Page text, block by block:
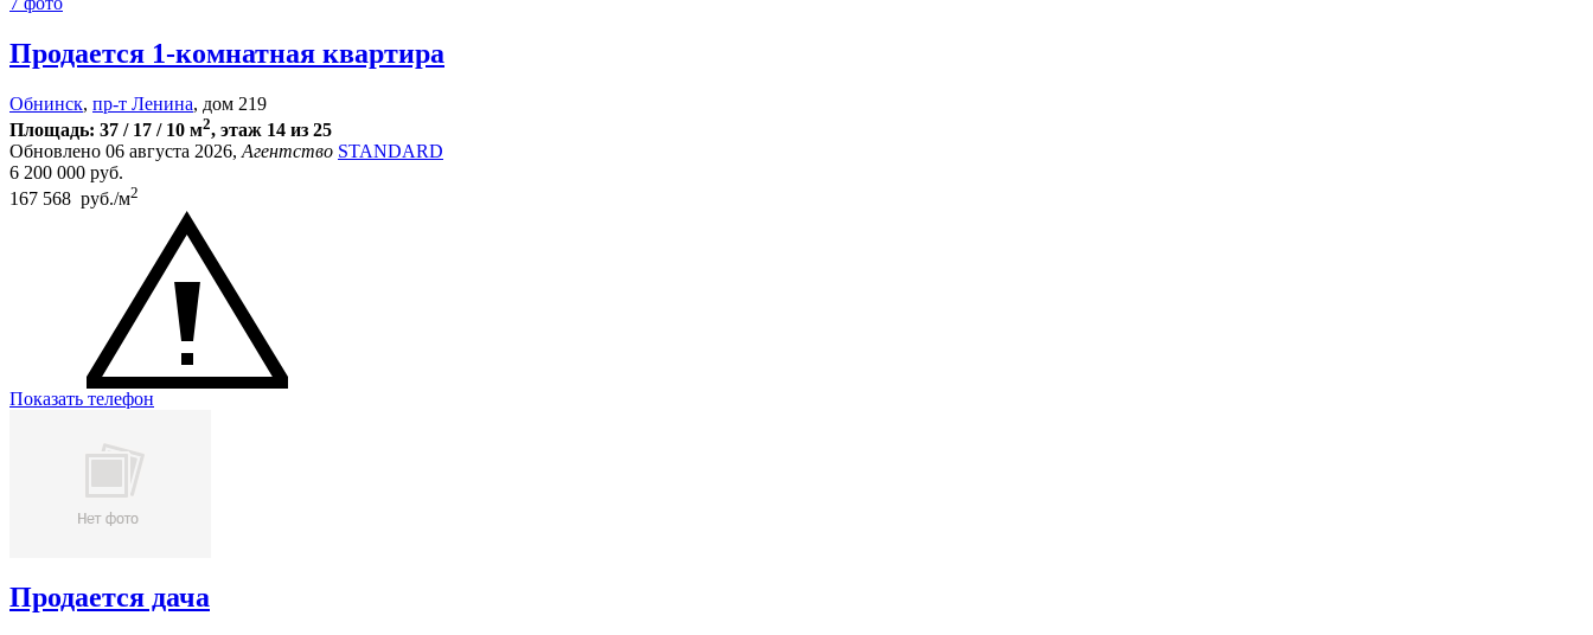
Продается 1-комнатная квартира
Обнинск, пр-т Ленина, дом 219
Площадь: 37 / 17 / 10 м2, этаж 14 из 25
Обновлено 06 августа 2026,Агентство STANDARD
6 200 000 руб.
167 568 руб./м2
Показать телефон
Продается дача